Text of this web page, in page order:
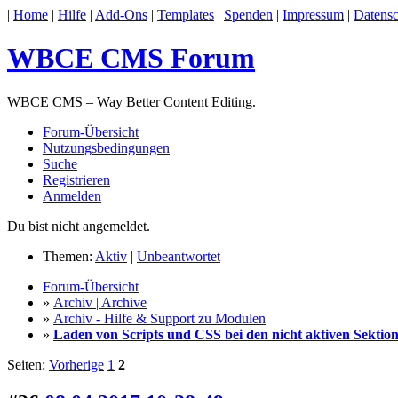
| Home | Hilfe | Add-Ons | Templates | Spenden | Impressum |
WBCE CMS Forum
WBCE CMS – Way Better Content Editing.
Forum-Übersicht
Nutzungsbedingungen
Suche
Registrieren
Anmelden
Du bist nicht angemeldet.
Themen: Aktiv | Unbeantwortet
Forum-Übersicht
» Archiv | Archive
» Archiv - Hilfe & Support zu Modulen
» Laden von Scripts und CSS bei den nicht aktiven
Seiten: Vorherige 1 2